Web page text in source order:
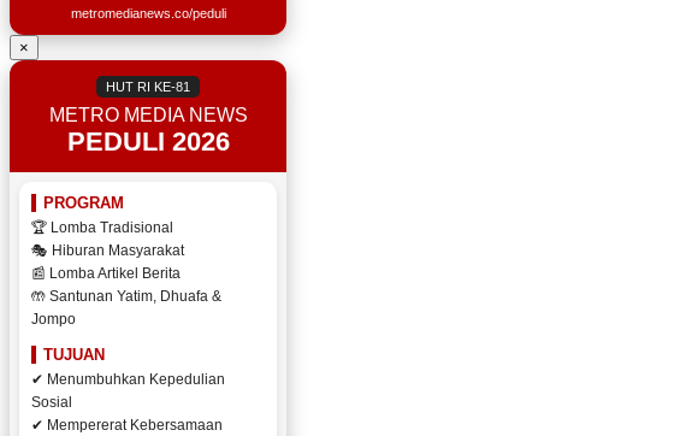
metromedianews.co/peduli
×
HUT RI KE-81
METRO MEDIA NEWS
PEDULI 2026
PROGRAM
🏆 Lomba Tradisional
🎭 Hiburan Masyarakat
📰 Lomba Artikel Berita
🤲 Santunan Yatim, Dhuafa &
Jompo
TUJUAN
✔ Menumbuhkan Kepedulian
Sosial
✔ Mempererat Kebersamaan